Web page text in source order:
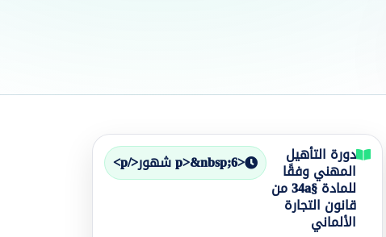
دورة التأهيل
المهني وفقًا
للمادة §34a من
قانون التجارة
الألماني
<p>&nbsp;6 شهور</p>